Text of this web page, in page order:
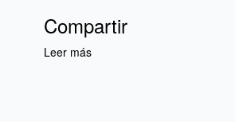
Compartir
Leer más